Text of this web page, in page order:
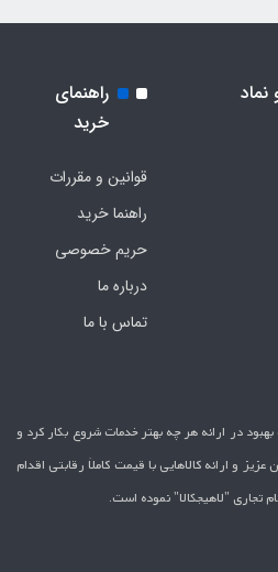
نماد
راهنمای
خرید
قوانین و مقررات
راهنما خرید
حریم خصوصی
درباره ما
تماس با ما
از سال 1395 با هدف بهبود در ارائه هر چه بهتر خدمات شروع بکار کرد و
و ارائه کالاهایی با قیمت کاملاَ رقابتی اقدام
تجاری "لاهیج­کالا" نموده است.